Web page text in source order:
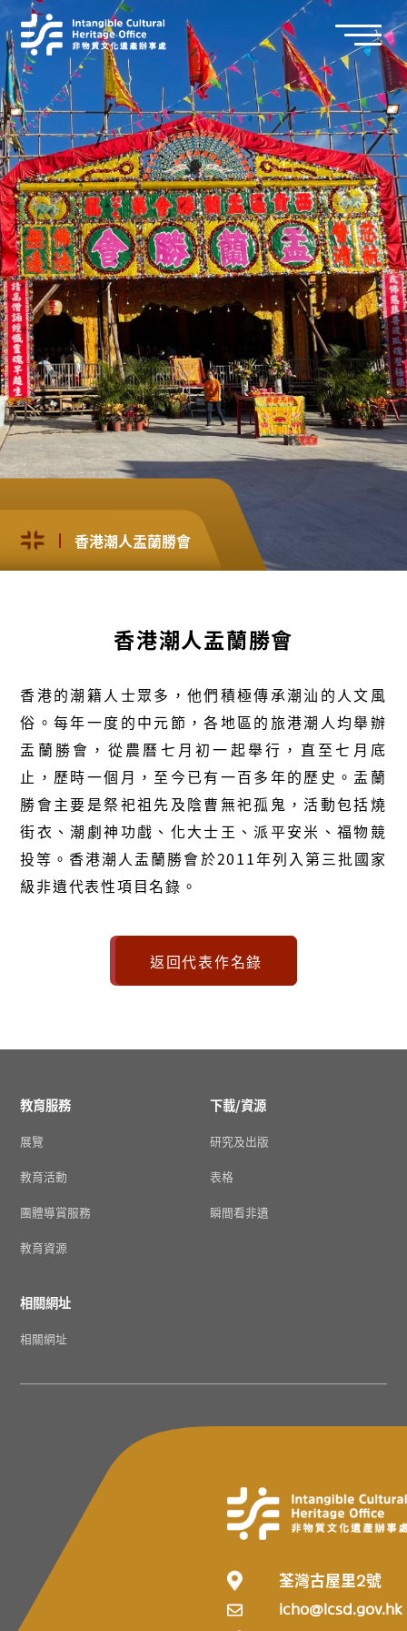
香港潮人盂蘭勝會
香港潮人盂蘭勝會
香港的潮籍人士眾多，他們積極傳承潮汕的人文風
俗。每年一度的中元節，各地區的旅港潮人均舉辦
盂蘭勝會，從農曆七月初一起舉行，直至七月底
止，歷時一個月，至今已有一百多年的歷史。盂蘭
勝會主要是祭祀祖先及陰曹無祀孤鬼，活動包括燒
街衣、潮劇神功戲、化大士王、派平安米、福物競
投等。香港潮人盂蘭勝會於2011年列入第三批國家
級非遺代表性項目名錄。
返回代表作名錄
教育服務
展覽
教育活動
團體導賞服務
教育資源
下載/資源
研究及出版
表格
瞬間看非遺
相關網址
相關網址
荃灣古屋里2號
icho@lcsd.gov.hk